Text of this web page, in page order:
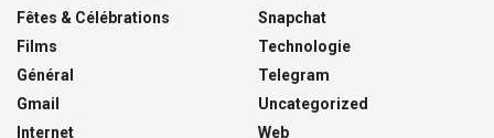
Fêtes & Célébrations
Films
Général
Gmail
Internet
Snapchat
Technologie
Telegram
Uncategorized
Web